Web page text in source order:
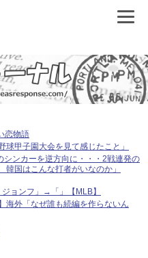
恋物語
甲子園大会を見て感じたこと」
ンカーを逆方向に・・・2戦連発の
国はこんな打者がいなのか」
ョンフ」→「」【MLB】
海外「なぜ誰も続編を作らないん